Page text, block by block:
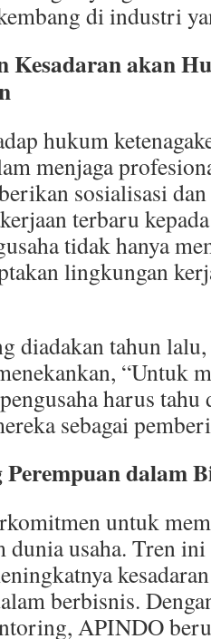
di industri
Kesadaran akan
hukum
menjaga
sosialisasi
terbaru
tidak hanya
lingkungan
diadakan tahun
“Untuk
harus tahu
sebagai
dalam
untuk
dunia usaha. Tren
berbisnis.
APINDO